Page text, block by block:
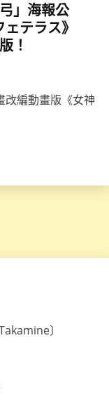
」海報公
テラス》
！
改編動畫版《女神